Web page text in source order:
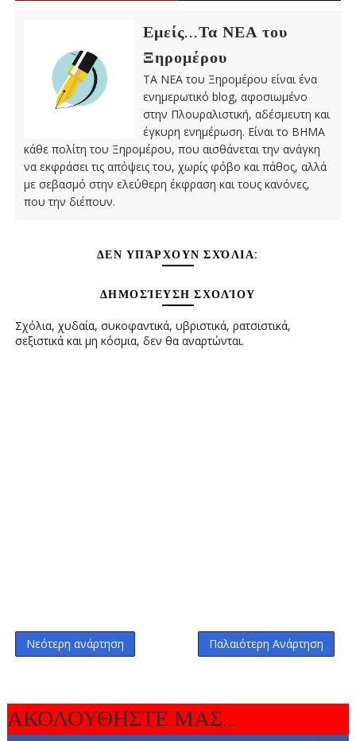
Εμείς...Τα ΝΕΑ του
Ξηρομέρου
ΤΑ ΝΕΑ του Ξηρομέρου είναι ένα
ενημερωτικό blog, αφοσιωμένο
στην Πλουραλιστική, αδέσμευτη και
έγκυρη ενημέρωση. Είναι το ΒΗΜΑ
κάθε πολίτη του Ξηρομέρου, που αισθάνεται την ανάγκη
να εκφράσει τις απόψεις του, χωρίς φόβο και πάθος, αλλά
με σεβασμό στην ελεύθερη έκφραση και τους κανόνες,
που την διέπουν.
ΔΕΝ ΥΠΆΡΧΟΥΝ ΣΧΌΛΙΑ:
ΔΗΜΟΣΊΕΥΣΗ ΣΧΟΛΊΟΥ
Σχόλια, χυδαία, συκοφαντικά, υβριστικά, ρατσιστικά,
σεξιστικά και μη κόσμια, δεν θα αναρτώνται.
Νεότερη ανάρτηση Παλαιότερη Ανάρτηση
ΑΚΟΛΟΥΘΗΣΤΕ ΜΑΣ...